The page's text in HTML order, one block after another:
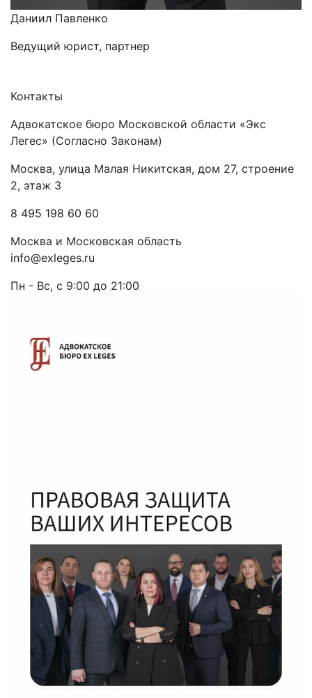
Даниил Павленко
Ведущий юрист, партнер
Контакты
Адвокатское бюро Московской области «Экс
Легес» (Согласно Законам)
Москва, улица Малая Никитская, дом 27, строение
2, этаж 3
8 495 198 60 60
Москва и Московская область
info@exleges.ru
Пн - Вс, с 9:00 до 21:00